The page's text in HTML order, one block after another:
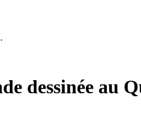
dessinée au